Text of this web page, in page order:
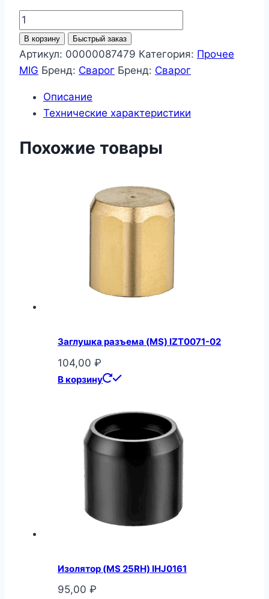
Количество
товара
Кольцо
(MS
24–
25–
IHJ0715
В корзину Быстрый заказ
Артикул: 00000087479 Категория: Прочее
MIG Бренд: Сварог Бренд: Сварог
Описание
Технические характеристики
Похожие товары
Заглушка разъема (MS) IZT0071-02
104,00 ₽
В корзину
Изолятор (MS 25RH) IHJ0161
95,00 ₽